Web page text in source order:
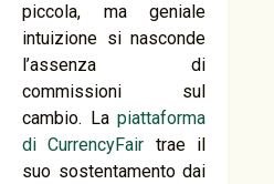
piccola, ma geniale
intuizione si nasconde
l’assenza di
commissioni sul
cambio. Lapiattaforma
di CurrencyFair trae il
suo sostentamento dai